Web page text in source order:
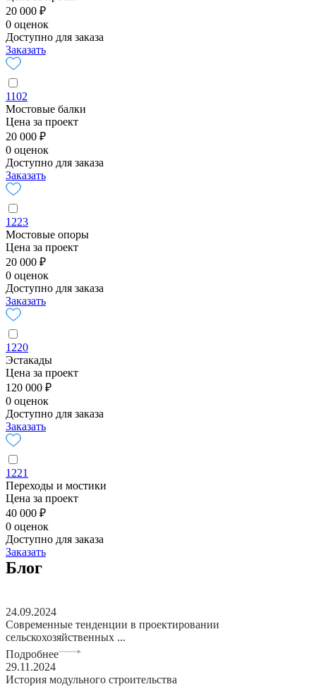
20 000 ₽
0 оценок
Доступно для заказа
Заказать
1102
Мостовые балки
Цена за проект
20 000 ₽
0 оценок
Доступно для заказа
Заказать
1223
Мостовые опоры
Цена за проект
20 000 ₽
0 оценок
Доступно для заказа
Заказать
1220
Эстакады
Цена за проект
120 000 ₽
0 оценок
Доступно для заказа
Заказать
1221
Переходы и мостики
Цена за проект
40 000 ₽
0 оценок
Доступно для заказа
Заказать
Блог
24.09.2024
Современные тенденции в проектировании
сельскохозяйственных ...
Подробнее
29.11.2024
История модульного строительства